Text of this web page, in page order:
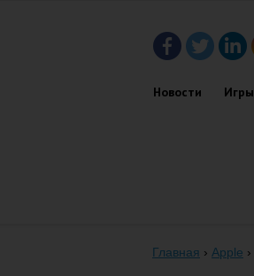
Новости Игры
Главная › Apple ›